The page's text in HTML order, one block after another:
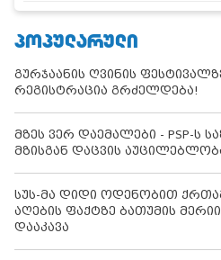
ᲞᲝᲞᲣᲚᲐᲠᲣᲚᲘ
გურჯაანის ღვინის
რეგისტრაცია გრძელდება!
მზეს ვერ დაემალები - PSP-ს
მზისგან დაცვის
სუს-მა დიდი ოდენობით
აღების ფაქტზე ბათუმის
დააკავა